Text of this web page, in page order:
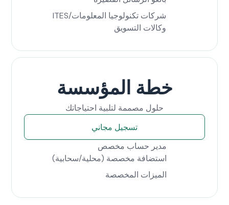
شركات تكنولوجيا المعلومات/ITES
وكالات التسويق
خطة المؤسسة
حلول مصممة لتلبية احتياجاتك
تسجيل مجاني
مدير حساب مخصص
استضافة مخصصة (محلية/سحابية)
الميزات المخصصة